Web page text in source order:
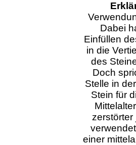
Dabei
Einfüllen
in die
des
Doch
Stelle in
Stein für
zerstörter
einer